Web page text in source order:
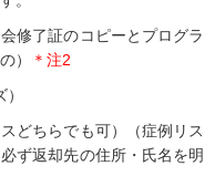
修了証のコピーとプログラ
）
＊注2
スどちらでも可）（症例リス
ず返却先の住所・氏名を明